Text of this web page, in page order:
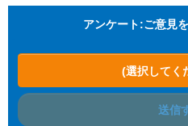
アンケート:ご意見
(選択してく
送信